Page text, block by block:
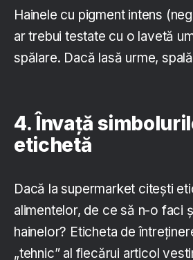
Hainele cu pigment intens
ar trebui testate cu o lavetă
spălare. Dacă lasă urme,
4. Învață
etichetă
Dacă la supermarket citești
alimentelor, de ce să n-o faci
hainelor? Eticheta de
„tehnic” al fiecărui articol